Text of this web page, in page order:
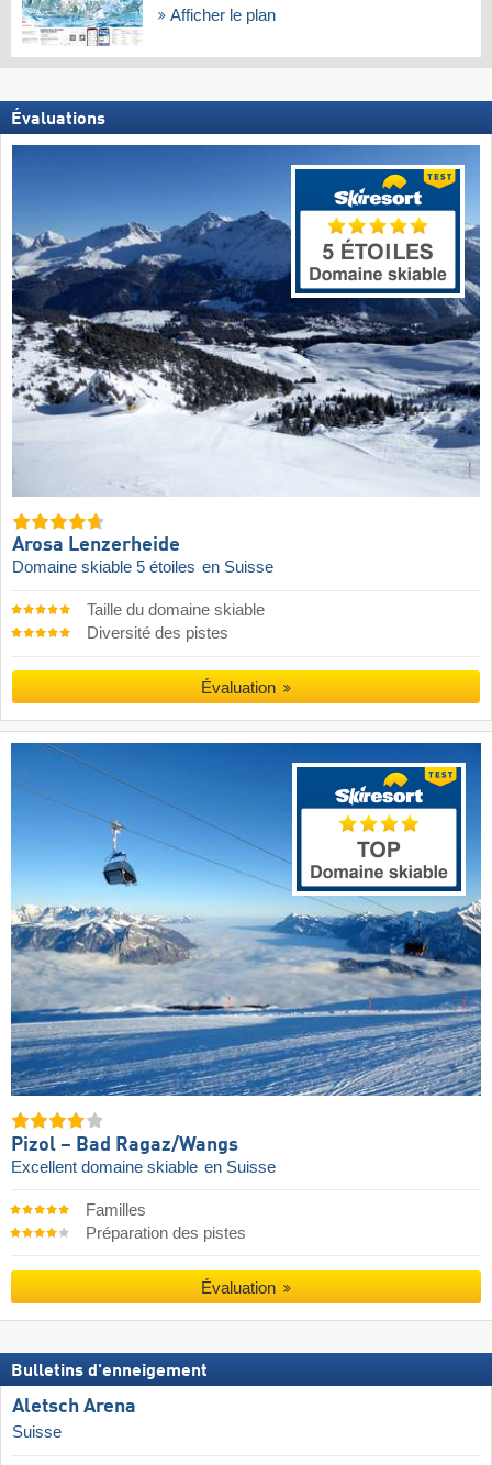
Afficher le plan
Évaluations
Arosa Lenzerheide
Domaine skiable 5 étoiles en Suisse
Taille du domaine skiable
Diversité des pistes
Évaluation
Pizol – Bad Ragaz/​Wangs
Excellent domaine skiable en Suisse
Familles
Préparation des pistes
Évaluation
Bulletins d'enneigement
Aletsch Arena
Suisse